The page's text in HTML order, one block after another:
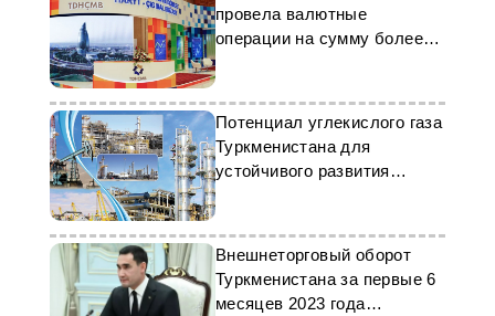
провела валютные
операции на сумму более
$35 млн
Потенциал углекислого газа
Туркменистана для
устойчивого развития
нефтегазохимии
Внешнеторговый оборот
Туркменистана за первые 6
месяцев 2023 года